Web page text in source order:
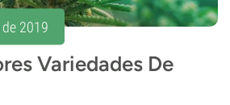
2019
Variedades De